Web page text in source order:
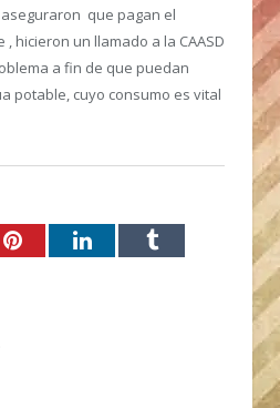
que pagan el
hicieron un llamado a la CAASD
a fin de que puedan
potable, cuyo consumo es vital
PinterestLinkedInTumblr